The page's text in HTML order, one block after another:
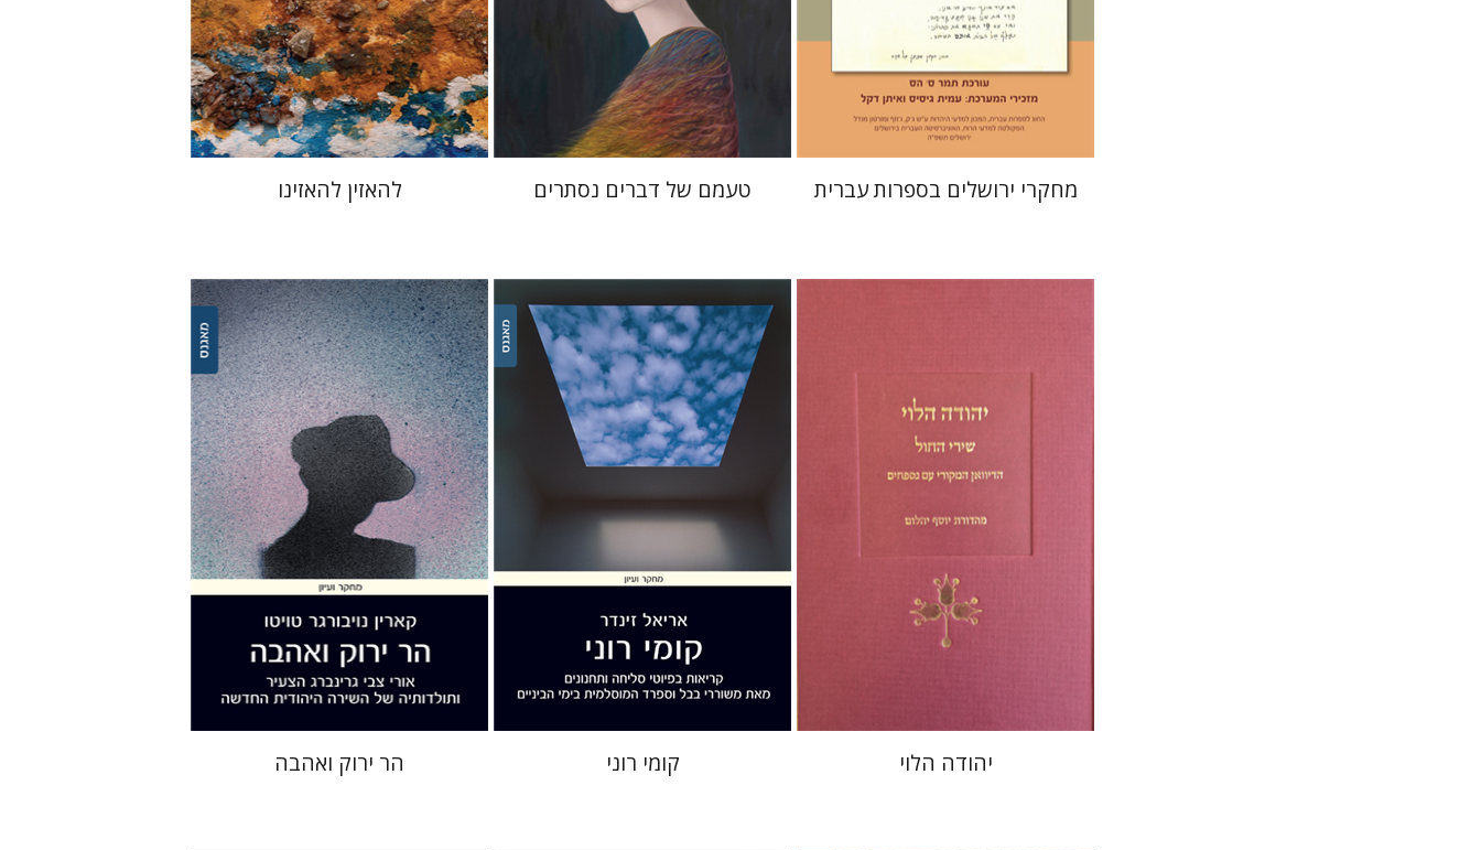
הנחת אתר ספר מודפס
$33
$30
מחקרי ירושלים בספרות עברית
הנחת אתר ספר מודפס
$35
$32
טעמם של דברים נסתרים
הנחת אתר ספר מודפס
$53
$48
להאזין להאזינו
הנחת אתר ספר מודפס
יהודה הלוי
אריאל זינדר
הנחת אתר ספר מודפס
$35
$32
קומי רוני
קארין נויבורגר-טויטו
הנחת אתר ספר מודפס
$35
$32
הר ירוק ואהבה